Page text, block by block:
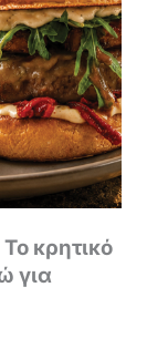
κρητικό
για